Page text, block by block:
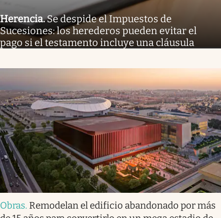
Herencia.Se despide el Impuestos de
Sucesiones: los herederos pueden evitar el
pago si el testamento incluye una cláusula
Obras. Remodelan el edificio abandonado por más